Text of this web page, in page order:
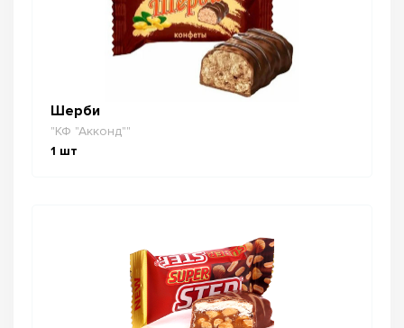
Шерби
"КФ "Акконд""
1 шт